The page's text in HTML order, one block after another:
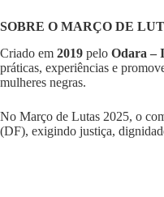
SOBRE O MARÇO DE
Criado em 2019 pelo Odara –
práticas, experiências e
mulheres negras.
No Março de Lutas 2025, o
(DF), exigindo justiça,